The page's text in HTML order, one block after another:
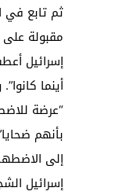
ثم تابع في
مقبولة
إسرائيل
أينما
“عرضة
بأنهم
إلى
إسرائيل